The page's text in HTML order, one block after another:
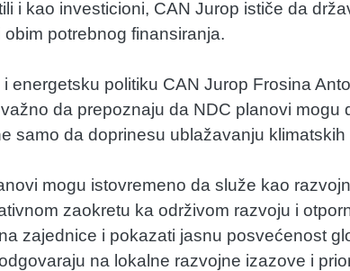
i kao investicioni, CAN Jurop ističe da
potrebnog finansiranja.
energetsku politiku CAN Jurop Frosina
da prepoznaju da NDC planovi mogu
samo da doprinesu ublažavanju klimatskih
mogu istovremeno da služe kao
zaokretu ka održivom razvoju i
zajednice i pokazati jasnu posvećenost
na lokalne razvojne izazove i